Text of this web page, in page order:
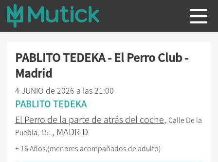
PABLITO TEDEKA - El Perro Club -
Madrid
4 JUNIO de 2026 a las 21:00
PABLITO TEDEKA
El Perro de la parte de atrás del coche, Calle De la
Puebla, 15. , MADRID
+ 16 Años (menores acompañados de adulto)